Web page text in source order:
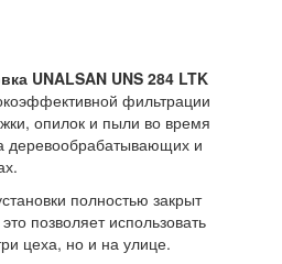
UNALSAN UNS 284 LTK
фильтрации
опилок и пыли во время
деревообрабатывающих и
полностью закрыт
позволяет использовать
цеха, но и на улице.